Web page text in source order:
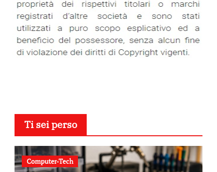
Ti sei perso
Computer-Tech